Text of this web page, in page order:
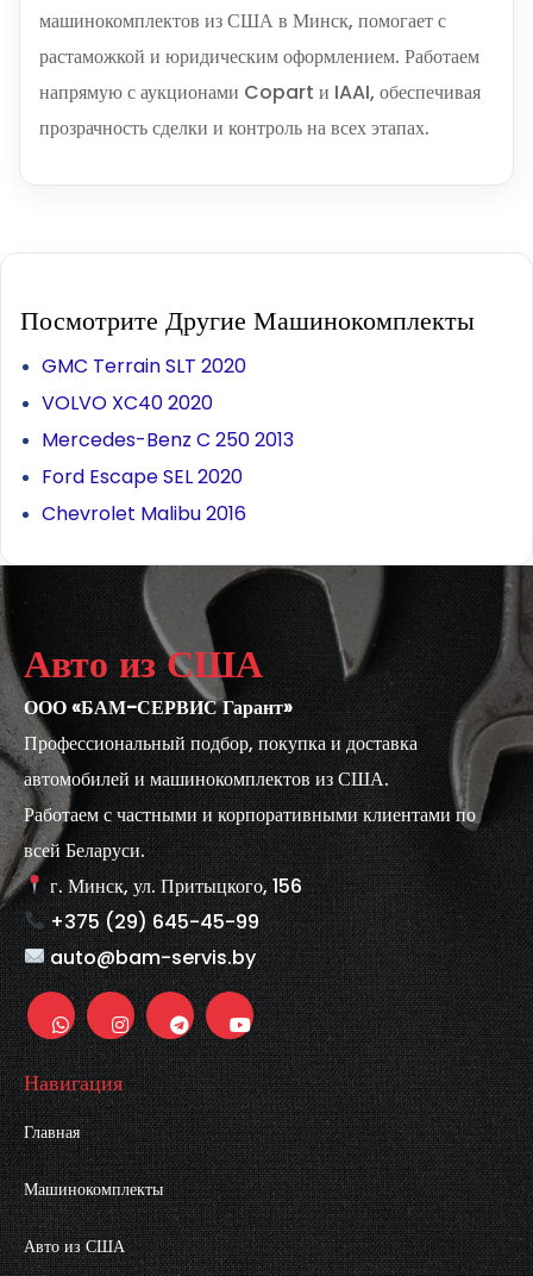
машинокомплектов из США в Минск, помогает с
растаможкой и юридическим оформлением. Работаем
напрямую с аукционами Copart и IAAI, обеспечивая
прозрачность сделки и контроль на всех этапах.
Посмотрите Другие Машинокомплекты
GMC Terrain SLT 2020
VOLVO XC40 2020
Mercedes-Benz C 250 2013
Ford Escape SEL 2020
Chevrolet Malibu 2016
Авто из США
ООО «БАМ-СЕРВИС Гарант»
Профессиональный подбор, покупка и доставка
автомобилей и машинокомплектов из США.
Работаем с частными и корпоративными клиентами по
всей Беларуси.
г. Минск, ул. Притыцкого, 156
+375 (29) 645-45-99
auto@bam-servis.by
Навигация
Главная
Машинокомплекты
Авто из США